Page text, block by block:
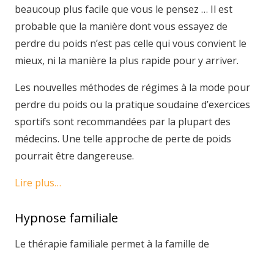
beaucoup plus facile que vous le pensez … Il est
probable que la manière dont vous essayez de
perdre du poids n’est pas celle qui vous convient le
mieux, ni la manière la plus rapide pour y arriver.
Les nouvelles méthodes de régimes à la mode pour
perdre du poids ou la pratique soudaine d’exercices
sportifs sont recommandées par la plupart des
médecins. Une telle approche de perte de poids
pourrait être dangereuse.
Lire plus…
Hypnose familiale
Le thérapie familiale permet à la famille de